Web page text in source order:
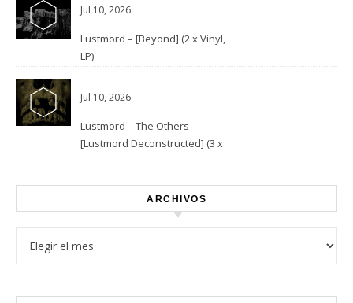
Jul 10, 2026
Lustmord – [Beyond] (2 x Vinyl,
LP)
Jul 10, 2026
Lustmord – The Others
[Lustmord Deconstructed] (3 x
ARCHIVOS